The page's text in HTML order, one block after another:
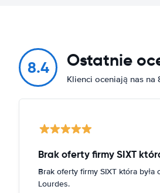
8.4 Ostatnie
Klienci oceniają nas na
Brak oferty firmy SIXT
Brak oferty firmy SIXT która
Lourdes.